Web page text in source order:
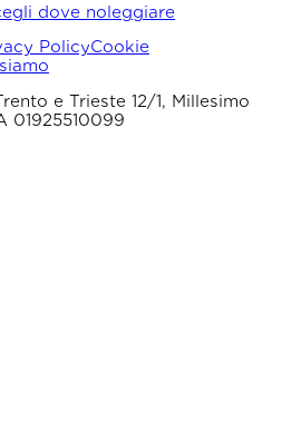
dove noleggiare
PolicyCookie
e Trieste 12/1, Millesimo
01925510099